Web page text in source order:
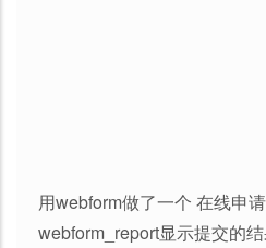
用webform做了一个 在线申
webform_report显示提交的